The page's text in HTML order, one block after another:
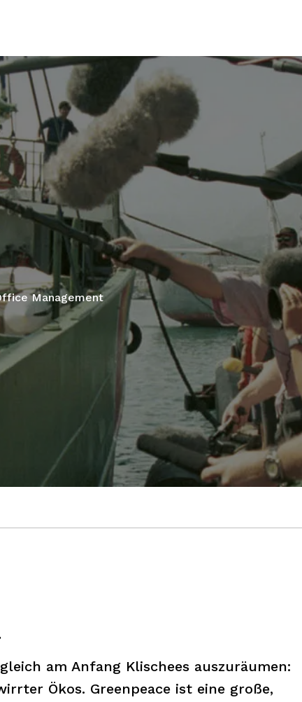
Management
am Anfang Klischees auszuräumen:
Ökos. Greenpeace ist eine große,